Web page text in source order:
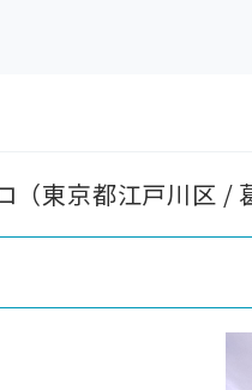
（東京都江戸川区 /